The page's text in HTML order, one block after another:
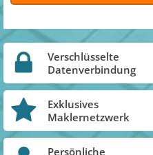
Verschlüsselte
Datenverbindung
Exklusives
Maklernetzwerk
Persönliche